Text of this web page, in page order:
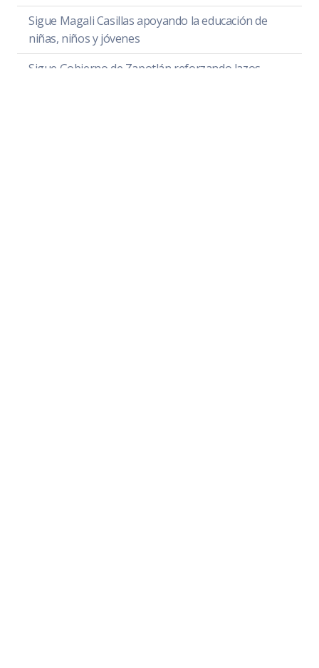
Sigue Magali Casillas apoyando la educación de
niñas, niños y jóvenes
Sigue Gobierno de Zapotlán reforzando lazos